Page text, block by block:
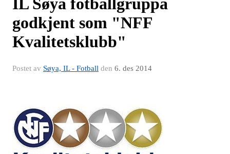
godkjent som "NFF
Kvalitetsklubb"
Postet av Søya, IL - Fotball den 6. des 2014